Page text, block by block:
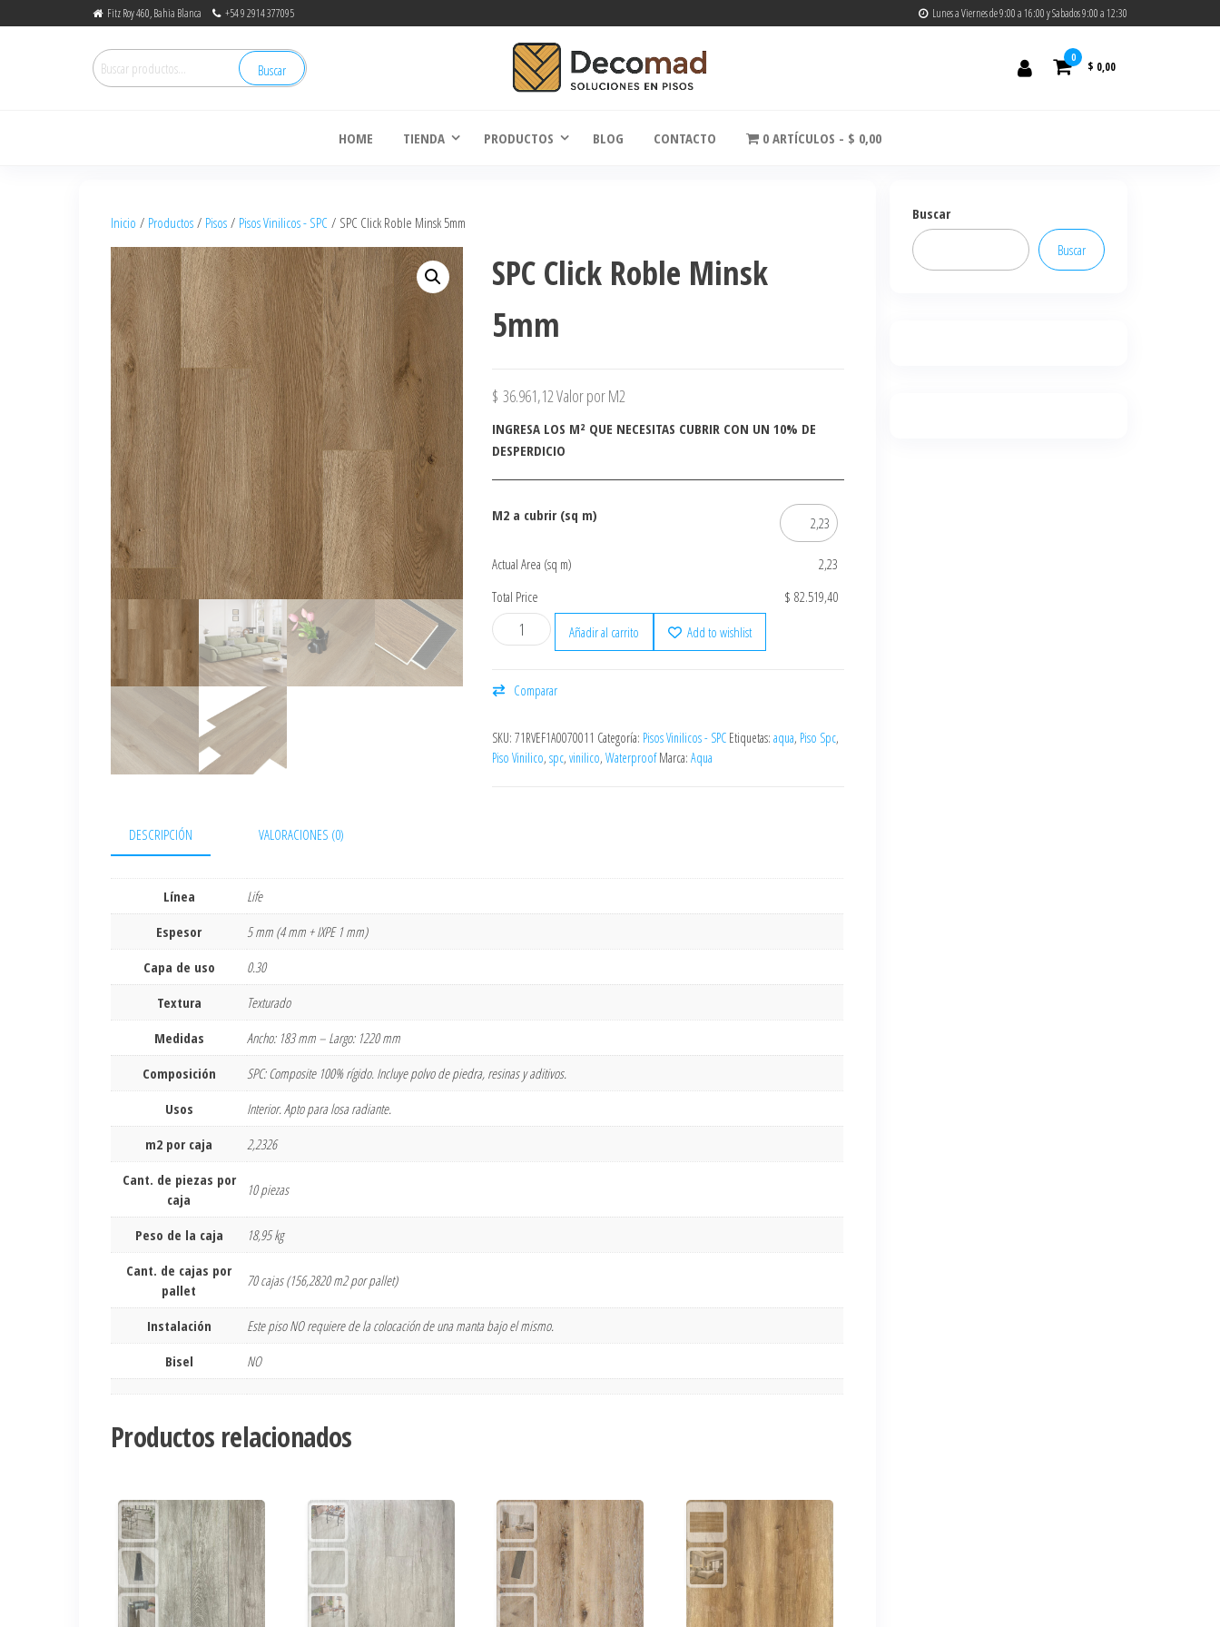
Fitz Roy 460, Bahia Blanca +54 9 2914 377095 Lunes a Viernes de 9:00 a 16:00 y Sabados 9:00 a 12:30
Buscar
0
$ 0,00
HOME TIENDA PRODUCTOS BLOG CONTACTO 0 ARTÍCULOS $ 0,00
Inicio / Productos / Pisos / Pisos Vinilicos - SPC / SPC Click Roble Minsk 5mm
SPC Click Roble Minsk
5mm
$ 36.961,12Valor por M2
INGRESA LOS M² QUE NECESITAS CUBRIR CON UN 10% DE
DESPERDICIO
M2 a cubrir (sq m)
Actual Area (sq m)
2,23
Total Price
$ 82.519,40
Añadir al carrito
Add to wishlist
Comparar
SKU: 71RVEF1A0070011 Categoría: Pisos Vinilicos - SPC Etiquetas: aqua, Piso Spc,
Piso Vinilico, spc, vinilico, Waterproof Marca: Aqua
DESCRIPCIÓN VALORACIONES (0)
Línea
Life
Espesor
5 mm (4 mm + IXPE 1 mm)
Capa de uso
0.30
Textura
Texturado
Medidas
Ancho: 183 mm – Largo: 1220 mm
Composición
SPC: Composite 100% rígido. Incluye polvo de piedra, resinas y aditivos.
Usos
Interior. Apto para losa radiante.
m2 por caja
2,2326
Cant. de piezas por
caja
10 piezas
Peso de la caja
18,95 kg
Cant. de cajas por
pallet
70 cajas (156,2820 m2 por pallet)
Instalación
Este piso NO requiere de la colocación de una manta bajo el mismo.
Bisel
NO
Productos relacionados
Buscar
Buscar